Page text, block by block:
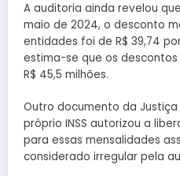
A auditoria ainda revelou
maio de 2024, o desconto
entidades foi de R$ 39,74
estima-se que os
R$ 45,5 milhões.
Outro documento da
próprio INSS autorizou a
para essas mensalidades
considerado irregular pela